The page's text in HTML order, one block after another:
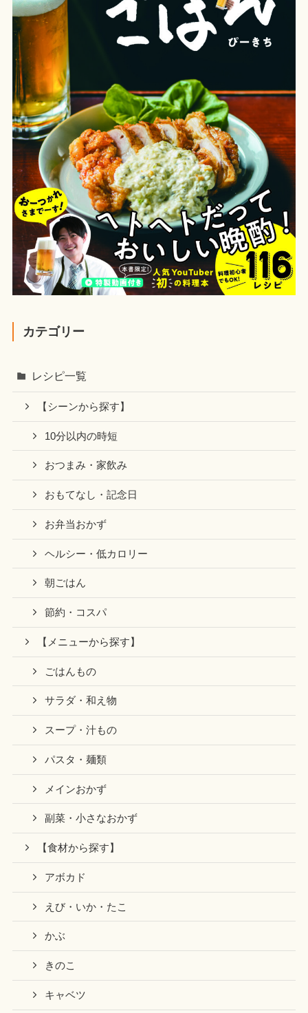
カテゴリー
レシピ一覧
【シーンから探す】
10分以内の時短
おつまみ・家飲み
おもてなし・記念日
お弁当おかず
ヘルシー・低カロリー
朝ごはん
節約・コスパ
【メニューから探す】
ごはんもの
サラダ・和え物
スープ・汁もの
パスタ・麺類
メインおかず
副菜・小さなおかず
【食材から探す】
アボカド
えび・いか・たこ
かぶ
きのこ
キャベツ